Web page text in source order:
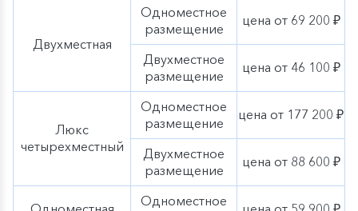
Двухместная
Одноместное
размещение
цена от 69 200 ₽
Двухместное
размещение
цена от 46 100 ₽
Люкс
четырехместный
Одноместное
размещение
цена от 177 200 ₽
Двухместное
размещение
цена от 88 600 ₽
Одноместное